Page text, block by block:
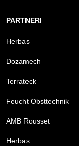
PARTNERI
Herbas
Dozamech
Terrateck
Feucht Obsttechnik
AMB Rousset
Herbas